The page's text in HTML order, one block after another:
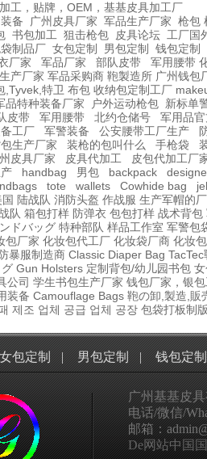
加工，贴牌，OEM，基基皮具加工厂
备 广州皮具厂家 军品生产厂家 枪包
书包加工 狙击枪包 皮具论坛 工厂国
制品厂 女包定制 男包定制
钱包定制
厂家 军品厂家 部队皮带 军用腰带
产厂家 军品采购商 鞄製造所 广州钱包
,Tyvek,特卫 布包 收纳包定制工厂
品特种装备厂家 户外运动枪包 新标单
皮带 军用腰带 北约仓储号
军用品
工厂 军警装备 公安腰带工厂生产
生产厂家 装枪的包叫什么 手枪袋
皮具厂家 皮具代加工
皮包代加工厂
handbag 男包 backpack
tote wallets Cowhide bag
国 陆战队 消防头盔 作战服 生产军帽的
队 箱包打样 防弹衣 包包打样 战术背包
ドバッグ 特种部队 样品工作室 军警包
包厂家 化妆包代工厂 化妆袋厂商 化妆
防暴服制造商 Classic Diaper Bag
Gun Holsters 定制背包/幼儿园书包
公司 学生书包生产厂家 钱包厂家，银
装备 Camouflage Bags 鞄の卸,製造,販
제조 업체 공급 업체 공장 包袋打板制
女包定制 | 男包定制 | 钱包定制
广州基基皮
电话/微信/
邮箱：
De网站中国